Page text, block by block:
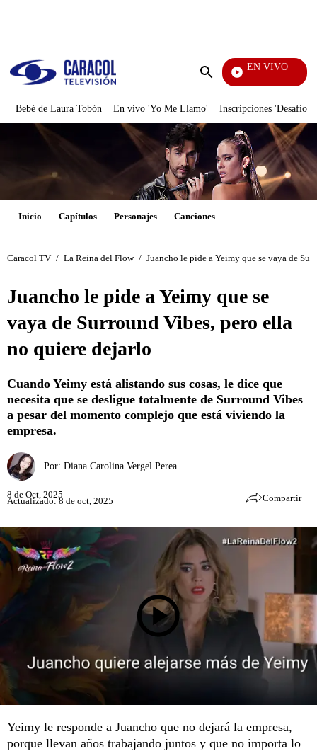
Enviar
EN VIVO
Bebé de Laura Tobón En vivo 'Yo Me Llamo' Inscripciones 'Desafío'
Inicio Capítulos Personajes Canciones
Caracol TV / La Reina del Flow / Juancho le pide a Yeimy que se vaya de
Juancho le pide a Yeimy que se
vaya de Surround Vibes, pero ella
no quiere dejarlo
Cuando Yeimy está alistando sus cosas, le dice que
necesita que se desligue totalmente de Surround Vibes
a pesar del momento complejo que está viviendo la
empresa.
Por: Diana Carolina Vergel Perea
8 de Oct, 2025
Actualizado: 8 de oct, 2025 Compartir
Yeimy le responde a Juancho que no dejará la empresa,
porque llevan años trabajando juntos y que no importa lo